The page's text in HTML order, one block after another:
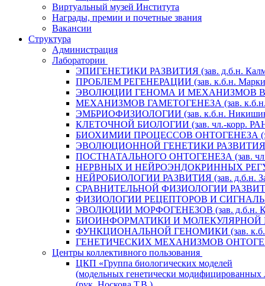
Виртуальный музей Института
Награды, премии и почетные звания
Вакансии
Структура
Администрация
Лаборатории
ЭПИГЕНЕТИКИ РАЗВИТИЯ (зав. д.б.н.
ПРОБЛЕМ РЕГЕНЕРАЦИИ (зав. к.б.н.
ЭВОЛЮЦИИ ГЕНОМА И МЕХАНИЗМОВ
МЕХАНИЗМОВ ГАМЕТОГЕНЕЗА (зав.
ЭМБРИОФИЗИОЛОГИИ (зав. к.б.н.
КЛЕТОЧНОЙ БИОЛОГИИ (зав. чл.-корр. РАН
БИОХИМИИ ПРОЦЕССОВ ОНТОГЕНЕЗА
ЭВОЛЮЦИОННОЙ ГЕНЕТИКИ РАЗВИТИЯ
ПОСТНАТАЛЬНОГО ОНТОГЕНЕЗА (зав. чл.-
НЕРВНЫХ И НЕЙРОЭНДОКРИННЫХ
НЕЙРОБИОЛОГИИ РАЗВИТИЯ (зав. д.б.н.
СРАВНИТЕЛЬНОЙ ФИЗИОЛОГИИ РАЗВИТИЯ
ФИЗИОЛОГИИ РЕЦЕПТОРОВ И
ЭВОЛЮЦИИ МОРФОГЕНЕЗОВ (зав. д.б.н.
БИОИНФОРМАТИКИ И МОЛЕКУЛЯРНОЙ
ФУНКЦИОНАЛЬНОЙ ГЕНОМИКИ (зав.
ГЕНЕТИЧЕСКИХ МЕХАНИЗМОВ
Центры коллективного пользования
ЦКП «Группа биологических моделей
(модельных генетически